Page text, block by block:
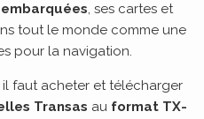
, ses cartes et
tout le monde comme une
pour la navigation.
il faut acheter et télécharger
Transas au format TX-